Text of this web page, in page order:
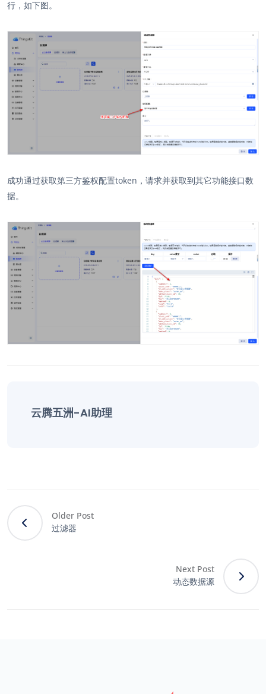
行，如下图。
成功通过获取第三方鉴权配置token，请求并获取到其它功能接口数
据。
云腾五洲-AI助理
Older Post
过滤器
Next Post
动态数据源